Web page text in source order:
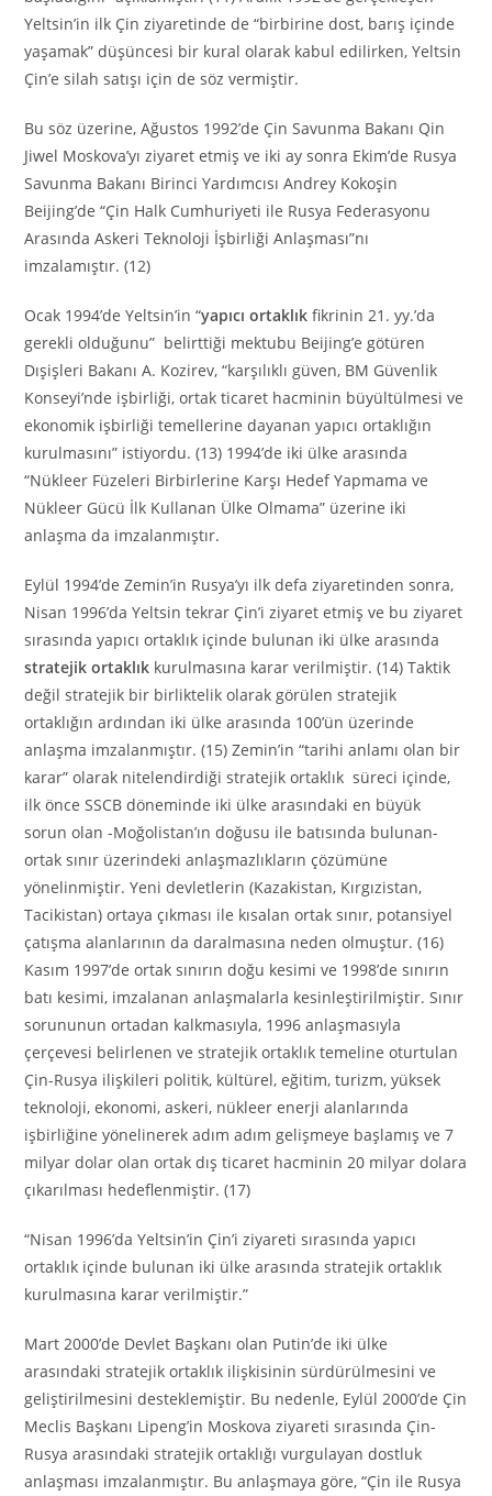
Yeltsin’in ilk Çin ziyaretinde de “birbirine dost, barış içinde
yaşamak” düşüncesi bir kural olarak kabul edilirken, Yeltsin
Çin’e silah satışı için de söz vermiştir.
Bu söz üzerine, Ağustos 1992’de Çin Savunma Bakanı Qin
Jiwel Moskova’yı ziyaret etmiş ve iki ay sonra Ekim’de Rusya
Savunma Bakanı Birinci Yardımcısı Andrey Kokoşin
Beijing’de “Çin Halk Cumhuriyeti ile Rusya Federasyonu
Arasında Askeri Teknoloji İşbirliği Anlaşması”nı
imzalamıştır. (12)
Ocak 1994’de Yeltsin’in “yapıcı ortaklıkfikrinin 21. yy.’da
gerekli olduğunu” belirttiği mektubu Beijing’e götüren
Dışişleri Bakanı A. Kozirev, “karşılıklı güven, BM Güvenlik
Konseyi’nde işbirliği, ortak ticaret hacminin büyültülmesi ve
ekonomik işbirliği temellerine dayanan yapıcı ortaklığın
kurulmasını” istiyordu. (13) 1994’de iki ülke arasında
“Nükleer Füzeleri Birbirlerine Karşı Hedef Yapmama ve
Nükleer Gücü İlk Kullanan Ülke Olmama” üzerine iki
anlaşma da imzalanmıştır.
Eylül 1994’de Zemin’in Rusya’yı ilk defa ziyaretinden sonra,
Nisan 1996’da Yeltsin tekrar Çin’i ziyaret etmiş ve bu ziyaret
sırasında yapıcı ortaklık içinde bulunan iki ülke arasında
stratejik ortaklık kurulmasına karar verilmiştir. (14) Taktik
değil stratejik bir birliktelik olarak görülen stratejik
ortaklığın ardından iki ülke arasında 100’ün üzerinde
anlaşma imzalanmıştır. (15) Zemin’in “tarihi anlamı olan bir
karar” olarak nitelendirdiği stratejik ortaklık süreci içinde,
ilk önce SSCB döneminde iki ülke arasındaki en büyük
sorun olan -Moğolistan’ın doğusu ile batısında bulunan-
ortak sınır üzerindeki anlaşmazlıkların çözümüne
yönelinmiştir. Yeni devletlerin (Kazakistan, Kırgızistan,
Tacikistan) ortaya çıkması ile kısalan ortak sınır, potansiyel
çatışma alanlarının da daralmasına neden olmuştur. (16)
Kasım 1997’de ortak sınırın doğu kesimi ve 1998’de sınırın
batı kesimi, imzalanan anlaşmalarla kesinleştirilmiştir. Sınır
sorununun ortadan kalkmasıyla, 1996 anlaşmasıyla
çerçevesi belirlenen ve stratejik ortaklık temeline oturtulan
Çin-Rusya ilişkileri politik, kültürel, eğitim, turizm, yüksek
teknoloji, ekonomi, askeri, nükleer enerji alanlarında
işbirliğine yönelinerek adım adım gelişmeye başlamış ve 7
milyar dolar olan ortak dış ticaret hacminin 20 milyar dolara
çıkarılması hedeflenmiştir. (17)
“Nisan 1996’da Yeltsin’in Çin’i ziyareti sırasında yapıcı
ortaklık içinde bulunan iki ülke arasında stratejik ortaklık
kurulmasına karar verilmiştir.”
Mart 2000’de Devlet Başkanı olan Putin’de iki ülke
arasındaki stratejik ortaklık ilişkisinin sürdürülmesini ve
geliştirilmesini desteklemiştir. Bu nedenle, Eylül 2000’de Çin
Meclis Başkanı Lipeng’in Moskova ziyareti sırasında Çin-
Rusya arasındaki stratejik ortaklığı vurgulayan dostluk
anlaşması imzalanmıştır. Bu anlaşmaya göre, “Çin ile Rusya